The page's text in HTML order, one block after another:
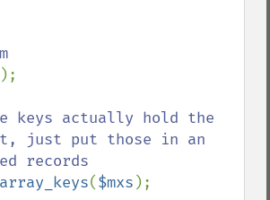
);
keys actually hold the
just put those in an
array_keys($mxs );